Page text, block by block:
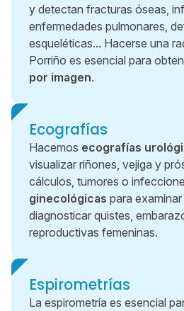
y detectan fracturas óseas,
enfermedades pulmonares,
esqueléticas... Hacerse una
Porriño es esencial para
por imagen.
Ecografías
Hacemos ecografías
visualizar riñones, vejiga y
cálculos, tumores o
ginecológicas para
diagnosticar quistes,
reproductivas femeninas.
Espirometrías
La espirometría es esencial